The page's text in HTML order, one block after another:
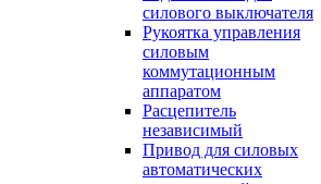
силового выключателя
Рукоятка управления
силовым
коммутационным
аппаратом
Расцепитель
независимый
Привод для силовых
автоматических